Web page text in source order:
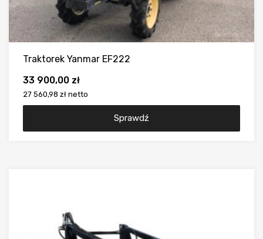
Traktorek Yanmar EF222
33 900,00 zł
27 560,98 zł netto
Sprawdź